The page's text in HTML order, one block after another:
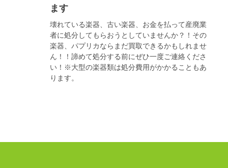
ます
壊れている楽器、古い楽器、お金を払って産廃業
者に処分してもらおうとしていませんか？！その
楽器、パプリカならまだ買取できるかもしれませ
ん！！諦めて処分する前にぜひ一度ご連絡くださ
い！※大型の楽器類は処分費用がかかることもあ
ります。